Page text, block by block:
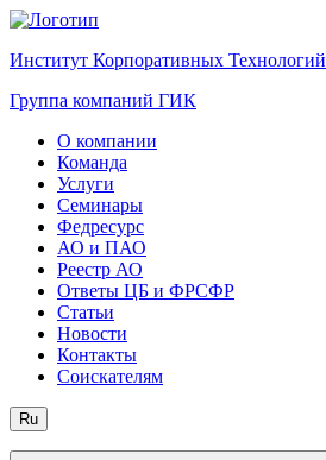
Институт Корпоративных Технологий
Группа компаний ГИК
О компании
Команда
Услуги
Семинары
Федресурс
АО и ПАО
Реестр АО
Ответы ЦБ и ФРСФР
Статьи
Новости
Контакты
Соискателям
Ru